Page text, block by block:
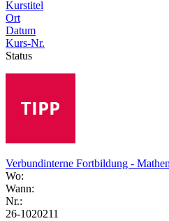
Kurstitel
Ort
Datum
Kurs-Nr.
Status
Verbundinterne Fortbildung -
Wo:
Wann:
Nr.:
26-1020211